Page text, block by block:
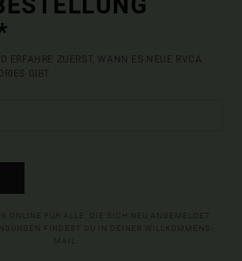
ERFAHRE ZUERST, WANN ES NEUE RVCA
GIBT.